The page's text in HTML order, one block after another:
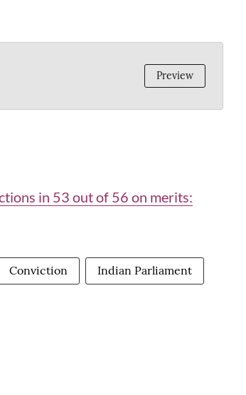
Preview
in 53 out of 56 on merits:
Conviction Indian Parliament